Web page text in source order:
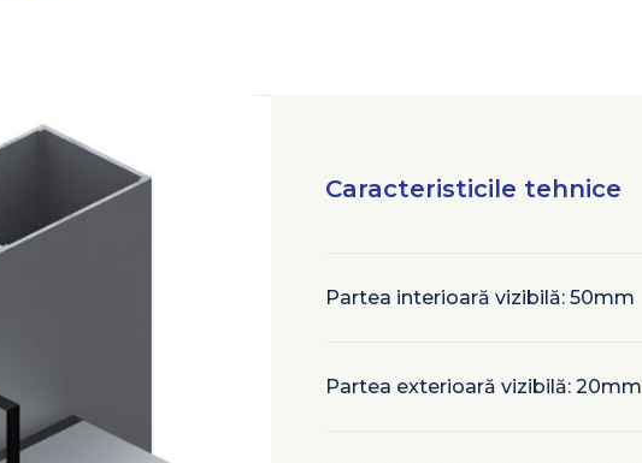
Caracteristicile tehnice
Partea interioară vizibilă: 50mm
Partea exterioară vizibilă: 20mm